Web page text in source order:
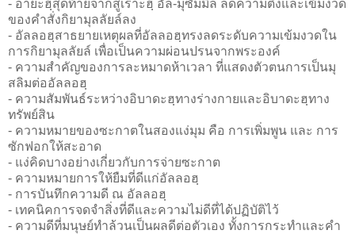
- อายะฮฺสุดท้ายจากสูเราะฮฺ อัล-มุซัมมิล ลดความตึงและเข้มงวด
ของคำสั่งกิยามุลลัยล์ลง
- อัลลอฮฺสาธยายเหตุผลที่อัลลอฮฺทรงลดระดับความเข้มงวดใน
การกิยามุลลัยล์ เพื่อเป็นความผ่อนปรนจากพระองค์
- ความสำคัญของการละหมาดห้าเวลา ที่แสดงตัวตนการเป็นมุ
สลิมต่ออัลลอฮฺ
- ความสัมพันธ์ระหว่างอิบาดะฮฺทางร่างกายและอิบาดะฮฺทาง
ทรัพย์สิน
- ความหมายของซะกาตในสองแง่มุม คือ การเพิ่มพูน และ การ
ซักฟอกให้สะอาด
- แง่คิดบางอย่างเกี่ยวกับการจ่ายซะกาต
- ความหมายการให้ยืมที่ดีแก่อัลลอฮฺ
- การบันทึกความดี ณ อัลลอฮฺ
- เทคนิคการจดจำสิ่งที่ดีและความไม่ดีที่ได้ปฏิบัติไว้
- ความดีที่มนุษย์ทำล้วนเป็นผลดีต่อตัวเอง ทั้งการกระทำและคำ